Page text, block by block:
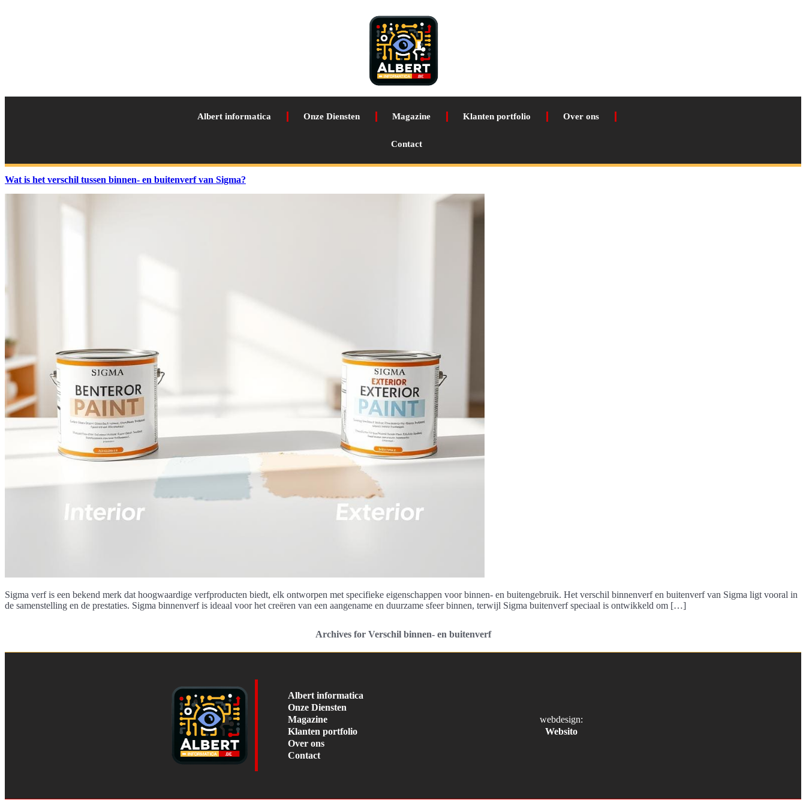
Albert informatica Onze Diensten Magazine Klanten portfolio Over ons
Contact
Wat is het verschil tussen binnen- en buitenverf van Sigma?
Sigma verf is een bekend merk dat hoogwaardige verfproducten biedt, elk ontworpen met specifieke eigenschappen voor binnen- en buitengebruik. Het verschil binnenverf en buitenverf van Sigma ligt vooral in
de samenstelling en de prestaties. Sigma binnenverf is ideaal voor het creëren van een aangename en duurzame sfeer binnen, terwijl Sigma buitenverf speciaal is ontwikkeld om […]
Archives for Verschil binnen- en buitenverf
Albert informatica
Onze Diensten
Magazine
Klanten portfolio
Over ons
Contact
webdesign:
Websito